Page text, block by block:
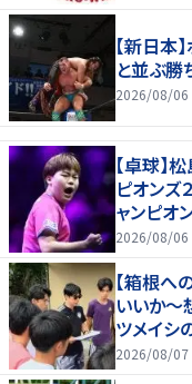
【新日本
と並ぶ勝
2026/08/06
【卓球】
ピオンズ
ャンピオ
2026/08/06
【箱根へ
いいか～
ツメイシ
を引っ張
2026/08/07